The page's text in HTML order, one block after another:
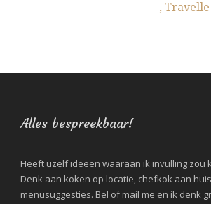
, Travelle
Alles bespreekbaar!
Heeft uzelf ideeën waaraan ik invulling zou
Denk aan koken op locatie, chefkok aan
menusuggesties. Bel of mail me en ik denk